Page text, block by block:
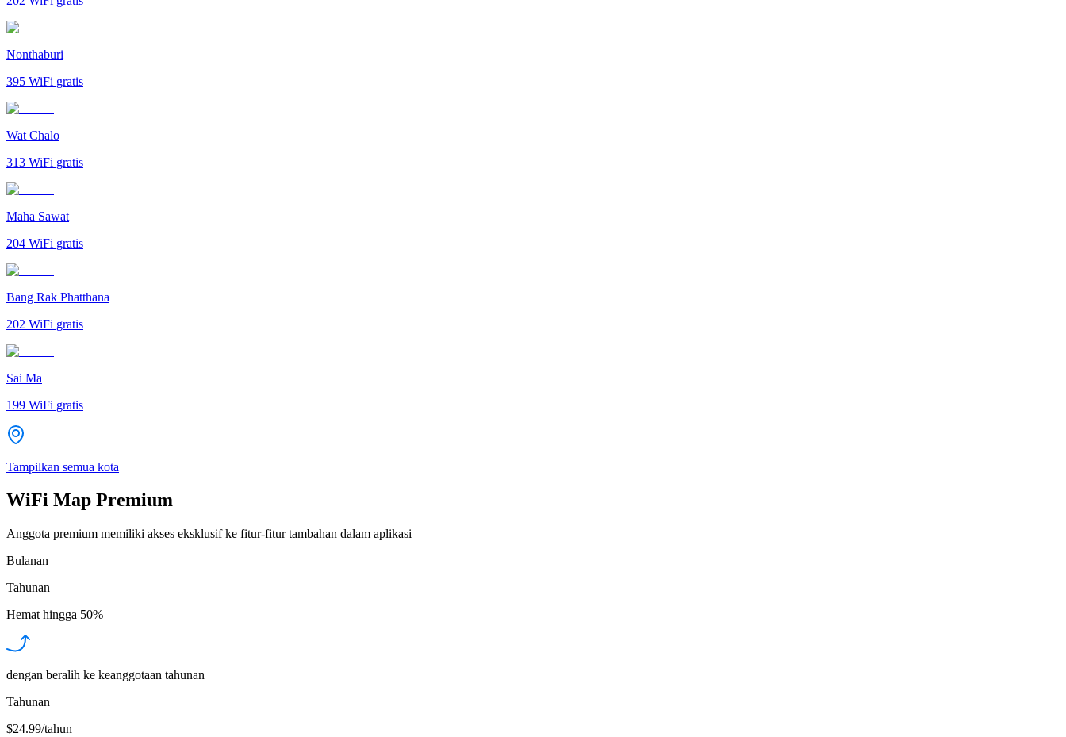
Nonthaburi
395 WiFi gratis
Wat Chalo
313 WiFi gratis
Maha Sawat
204 WiFi gratis
Bang Rak Phatthana
202 WiFi gratis
Sai Ma
199 WiFi gratis
Tampilkan semua kota
WiFi Map Premium
Anggota premium memiliki akses eksklusif ke fitur-fitur tambahan dalam aplikasi
Bulanan
Tahunan
Hemat hingga 50%
dengan beralih ke keanggotaan tahunan
Tahunan
$24.99/tahun